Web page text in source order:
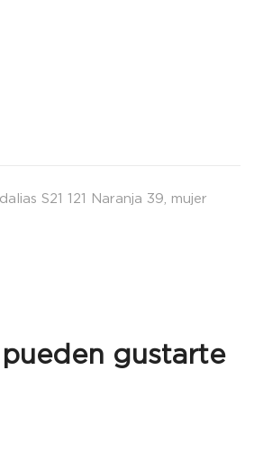
S21 121 Naranja 39 mujer
gustarte